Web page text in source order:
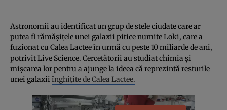
Astronomii au identificat un grup de stele ciudate care ar
putea fi rămășițele unei galaxii pitice numite Loki, care a
fuzionat cu Calea Lactee în urmă cu peste 10 miliarde de ani,
potrivit Live Science. Cercetătorii au studiat chimia și
mișcarea lor pentru a ajunge la ideea că reprezintă resturile
unei galaxii înghițite de Calea Lactee.